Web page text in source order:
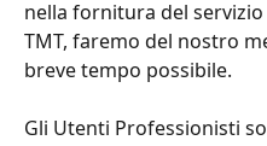
nella fornitura del
TMT, faremo del nostro
breve tempo possibile.
Gli Utenti Professionisti